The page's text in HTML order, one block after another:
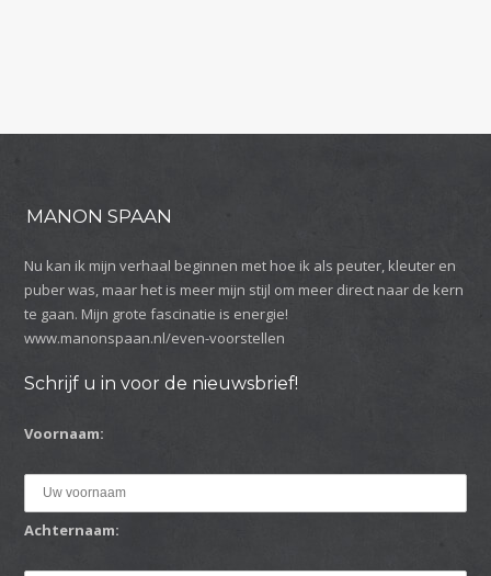
MANON SPAAN
Nu kan ik mijn verhaal beginnen met hoe ik als peuter, kleuter en
puber was, maar het is meer mijn stijl om meer direct naar de kern
te gaan. Mijn grote fascinatie is energie!
www.manonspaan.nl/even-voorstellen
Schrijf u in voor de nieuwsbrief!
Voornaam:
Achternaam: